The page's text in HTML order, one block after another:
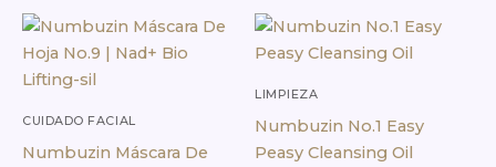
CUIDADO FACIAL
Numbuzin Máscara De
LIMPIEZA
Numbuzin No.1 Easy
Peasy Cleansing Oil